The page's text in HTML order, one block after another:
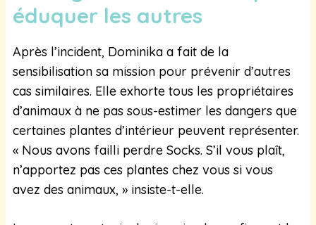
éduquer les autres
Après l’incident, Dominika a fait de la
sensibilisation sa mission pour prévenir d’autres
cas similaires. Elle exhorte tous les propriétaires
d’animaux à ne pas sous-estimer les dangers que
certaines plantes d’intérieur peuvent représenter.
« Nous avons failli perdre Socks. S’il vous plaît,
n’apportez pas ces plantes chez vous si vous
avez des animaux, » insiste-t-elle.